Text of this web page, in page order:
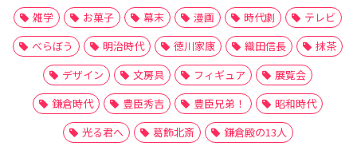
雑学
お菓子 幕末 漫画 時代劇
テレビ
べらぼう
明治時代 徳川家康 織田信長
抹茶
デザイン
文房具 フィギュア
展覧会
鎌倉時代
豊臣秀吉 豊臣兄弟！
昭和時代
光る君へ
葛飾北斎 鎌倉殿の13人